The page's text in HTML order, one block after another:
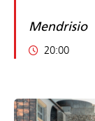
Mendrisio
20:00